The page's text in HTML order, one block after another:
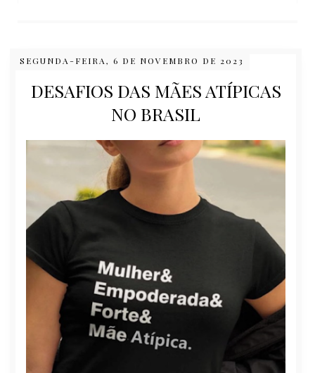
SEGUNDA-FEIRA, 6 DE NOVEMBRO DE 2023
DESAFIOS DAS MÃES ATÍPICAS
NO BRASIL